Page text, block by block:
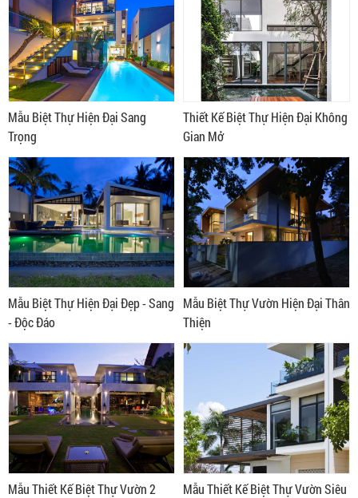
Mẫu Biệt Thự Hiện Đại Sang
Trọng
Thiết Kế Biệt Thự Hiện Đại Không
Gian Mở
Mẫu Biệt Thự Hiện Đại Đẹp - Sang
- Độc Đáo
Mẫu Biệt Thự Vườn Hiện Đại Thân
Thiện
Mẫu Thiết Kế Biệt Thự Vườn 2
Mẫu Thiết Kế Biệt Thự Vườn Siêu